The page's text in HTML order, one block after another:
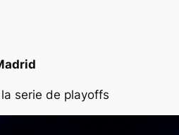
serie de playoffs